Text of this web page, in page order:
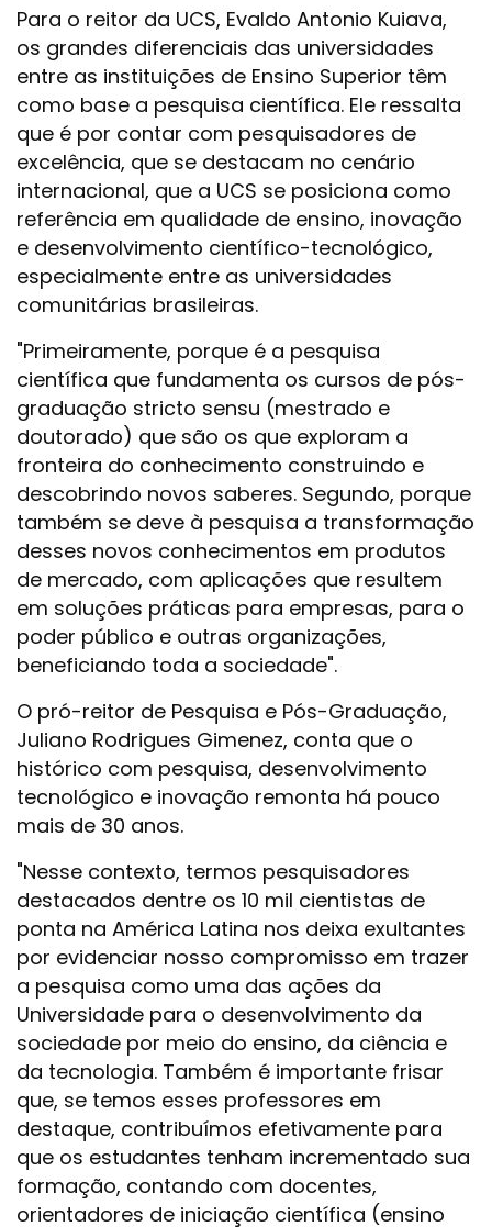
Para o reitor da UCS, Evaldo Antonio Kuiava,
os grandes diferenciais das universidades
entre as instituições de Ensino Superior têm
como base a pesquisa científica. Ele ressalta
que é por contar com pesquisadores de
excelência, que se destacam no cenário
internacional, que a UCS se posiciona como
referência em qualidade de ensino, inovação
e desenvolvimento científico-tecnológico,
especialmente entre as universidades
comunitárias brasileiras.
"Primeiramente, porque é a pesquisa
científica que fundamenta os cursos de pós-
graduação stricto sensu (mestrado e
doutorado) que são os que exploram a
fronteira do conhecimento construindo e
descobrindo novos saberes. Segundo, porque
também se deve à pesquisa a transformação
desses novos conhecimentos em produtos
de mercado, com aplicações que resultem
em soluções práticas para empresas, para o
poder público e outras organizações,
beneficiando toda a sociedade".
O pró-reitor de Pesquisa e Pós-Graduação,
Juliano Rodrigues Gimenez, conta que o
histórico com pesquisa, desenvolvimento
tecnológico e inovação remonta há pouco
mais de 30 anos.
"Nesse contexto, termos pesquisadores
destacados dentre os 10 mil cientistas de
ponta na América Latina nos deixa exultantes
por evidenciar nosso compromisso em trazer
a pesquisa como uma das ações da
Universidade para o desenvolvimento da
sociedade por meio do ensino, da ciência e
da tecnologia. Também é importante frisar
que, se temos esses professores em
destaque, contribuímos efetivamente para
que os estudantes tenham incrementado sua
formação, contando com docentes,
orientadores de iniciação científica (ensino